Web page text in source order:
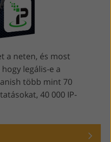
a neten, és most
legális-e a
több mint 70
40 000 IP-